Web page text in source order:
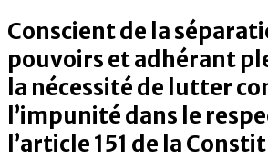
Conscient de la
pouvoirs et adhérant
la nécessité de lutter
l’impunité dans le
l’article 151 de la